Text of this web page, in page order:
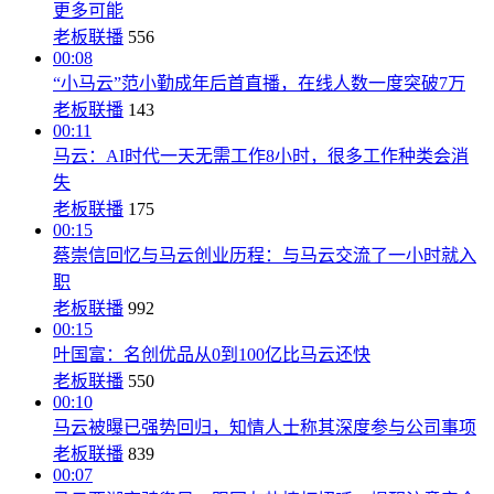
更多可能
老板联播 556
00:08
“小马云”范小勤成年后首直播，在线人数一度突破7万
老板联播 143
00:11
马云：AI时代一天无需工作8小时，很多工作种类会消
失
老板联播 175
00:15
蔡崇信回忆与马云创业历程：与马云交流了一小时就入
职
老板联播 992
00:15
叶国富：名创优品从0到100亿比马云还快
老板联播 550
00:10
马云被曝已强势回归，知情人士称其深度参与公司事项
老板联播 839
00:07